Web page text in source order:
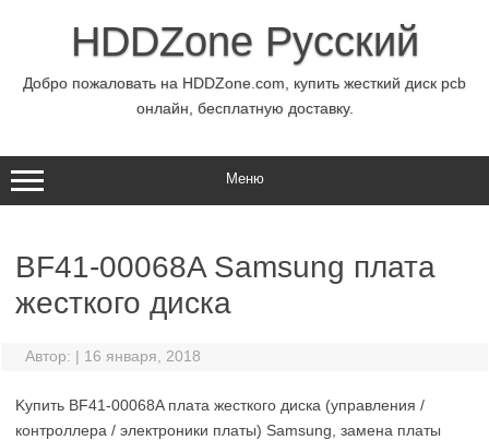
содержимомуHDDZone Русский
Добро пожаловать на HDDZone.com, купить жесткий диск pcb
онлайн, бесплатную доставку.
Меню
BF41-00068A Samsung плата
жесткого диска
Автор: | 16 января, 2018
Kупить BF41-00068A плата жесткого диска (управления /
контроллера / электроники платы) Samsung, замена платы